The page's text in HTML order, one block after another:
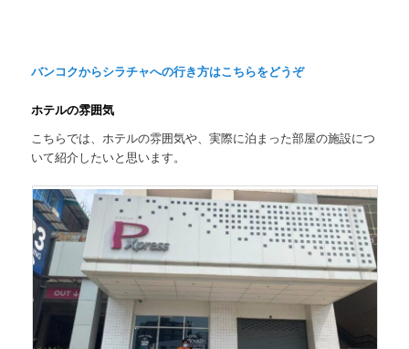
バンコクからシラチャへの行き方はこちらをどうぞ
ホテルの雰囲気
こちらでは、ホテルの雰囲気や、実際に泊まった部屋の施設につ
いて紹介したいと思います。